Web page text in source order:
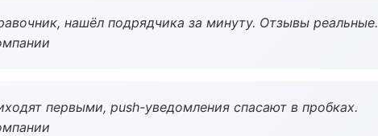
нашёл подрядчика за минуту. Отзывы реальные.
первыми, push-уведомления спасают в пробках.